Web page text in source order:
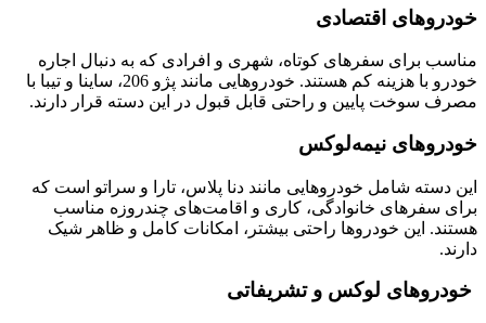
خودروهای اقتصادی
مناسب برای سفرهای کوتاه، شهری و افرادی که به دنبال اجاره
خودرو با هزینه کم هستند. خودروهایی مانند پژو 206، ساینا و تیبا با
مصرف سوخت پایین و راحتی قابل قبول در این دسته قرار دارند.
خودروهای نیمه‌لوکس
این دسته شامل خودروهایی مانند دنا پلاس، تارا و سراتو است که
برای سفرهای خانوادگی، کاری و اقامت‌های چندروزه مناسب
هستند. این خودروها راحتی بیشتر، امکانات کامل و ظاهر شیک
دارند.
خودروهای لوکس و تشریفاتی